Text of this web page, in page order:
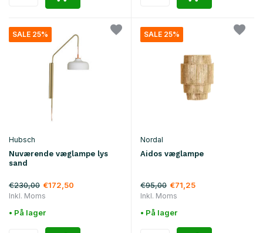
SALE 25%
Hubsch
Nuværende væglampe lys
sand
€230,00 €172,50
Inkl. Moms
• På lager
SALE 25%
Nordal
Aidos væglampe
€95,00 €71,25
Inkl. Moms
• På lager